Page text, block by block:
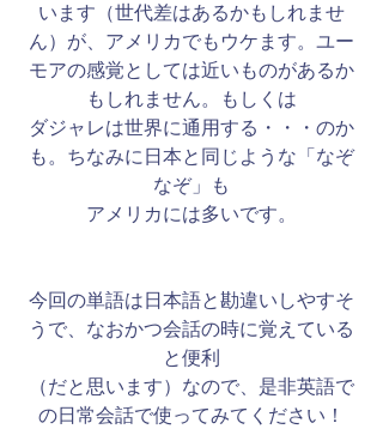
います（世代差はあるかもしれませ
ん）が、アメリカでもウケます。ユー
モアの感覚としては近いものがあるか
もしれません。もしくは
ダジャレは世界に通用する・・・のか
も。ちなみに日本と同じような「なぞ
なぞ」も
アメリカには多いです。
​今回の単語は日本語と勘違いしやすそ
うで、なおかつ会話の時に覚えている
と便利
（だと思います）なので、是非英語で
の日常会話で使ってみてください！